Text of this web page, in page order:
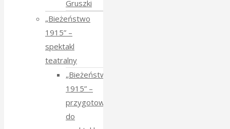
Gruszki
„Bieżeństwo
1915” –
spektakl
teatralny
„Bieżeństwo
1915” –
przygotowania
do